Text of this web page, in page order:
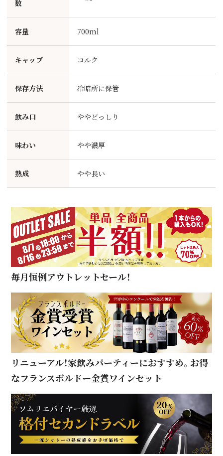
数
容量 700ml
キャップ コルク
保存方法 冷暗所に保管
飲み口 ややどっしり
味わい やや濃厚
熟成 やや長い
毎月恒例アウトレットセール！
リニューアル！家飲みパーティーにおすすめ。お得
なフランスボルドー金賞ワインセット